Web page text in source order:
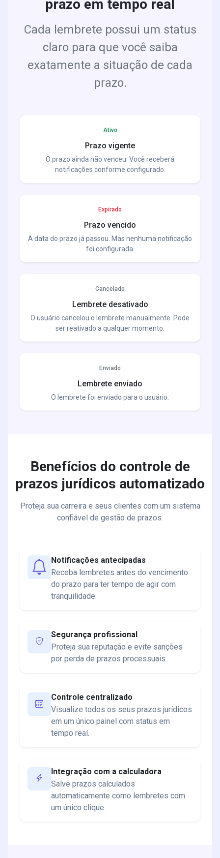
prazo em tempo real
Cada lembrete possui um status
claro para que você saiba
exatamente a situação de cada
prazo.
Ativo
Prazo vigente
O prazo ainda não venceu. Você receberá
notificações conforme configurado.
Expirado
Prazo vencido
A data do prazo já passou. Mas nenhuma notificação
foi configurada.
Cancelado
Lembrete desativado
O usuário cancelou o lembrete manualmente. Pode
ser reativado a qualquer momento.
Enviado
Lembrete enviado
O lembrete foi enviado para o usuário.
Benefícios do controle de
prazos jurídicos automatizado
Proteja sua carreira e seus clientes com um sistema
confiável de gestão de prazos.
Notificações antecipadas
Receba lembretes antes do vencimento
do prazo para ter tempo de agir com
tranquilidade.
Segurança profissional
Proteja sua reputação e evite sanções
por perda de prazos processuais.
Controle centralizado
Visualize todos os seus prazos jurídicos
em um único painel com status em
tempo real.
Integração com a calculadora
Salve prazos calculados
automaticamente como lembretes com
um único clique.